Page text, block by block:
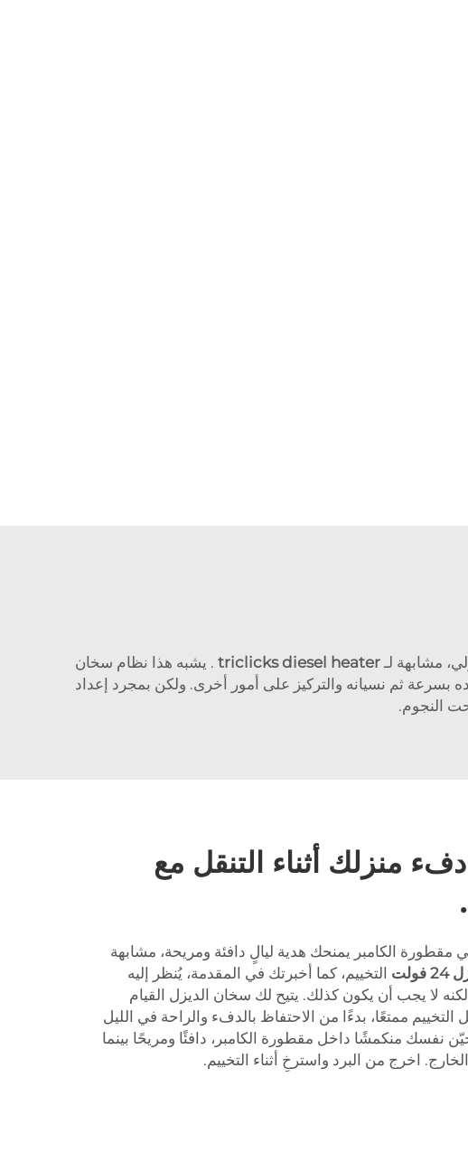
مشابهة لـtriclicks diesel heater . يشبه هذا نظام سخان
ثم نسيانه والتركيز على أمور أخرى. ولكن بمجرد إعداد
النجوم.
منزلك أثناء التنقل مع
الكامبر يمنحك هدية ليالٍ دافئة ومريحة، مشابهة
التخييم، كما أخبرتك في المقدمة، يُنظر إليه
لا يجب أن يكون كذلك. يتيح لك سخان الديزل القيام
التخييم ممتعًا، بدءًا من الاحتفاظ بالدفء والراحة في الليل
نفسك منكمشًا داخل مقطورة الكامبر، دافئًا ومريحًا بينما
اخرج من البرد واسترخِ أثناء التخييم.